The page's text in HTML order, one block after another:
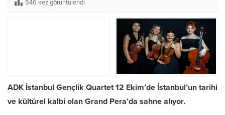
546 kez görüntülendi
ADK İstanbul Gençlik Quartet 12 Ekim’de İstanbul’un tarihi
ve kültürel kalbi olan Grand Pera’da sahne alıyor.